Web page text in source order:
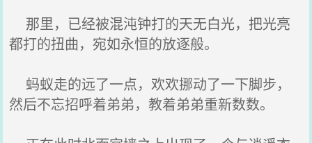
那里，已经被混沌钟打的天无白光，把光亮
都打的扭曲，宛如永恒的放逐般。
蚂蚁走的远了一点，欢欢挪动了一下脚步，
然后不忘招呼着弟弟，教着弟弟重新数数。